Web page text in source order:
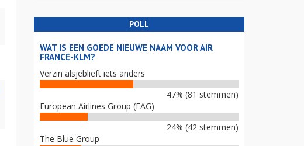
POLL
WAT IS EEN GOEDE NIEUWE NAAM VOOR AIR
FRANCE-KLM?
Verzin alsjeblieft iets anders
47% (81 stemmen)
European Airlines Group (EAG)
24% (42 stemmen)
The Blue Group